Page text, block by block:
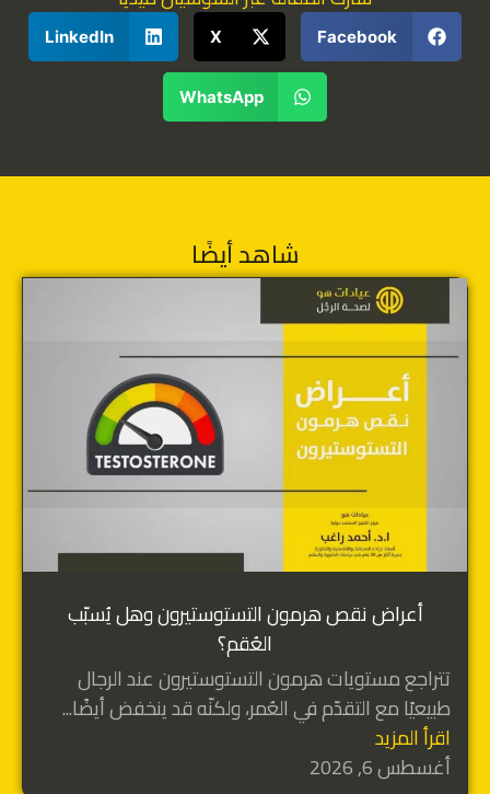
Facebook
X
LinkedIn
WhatsApp
شاهد أيضًا
أعراض نقص هرمون التستوستيرون وهل يُسبّب
العُقم؟
تتراجع مستويات هرمون التستوستيرون عند الرجال
طبيعيًا مع التقدّم في العُمر، ولكنّه قد ينخفض أيضًا...
اقرأ المزيد
أغسطس 6, 2026